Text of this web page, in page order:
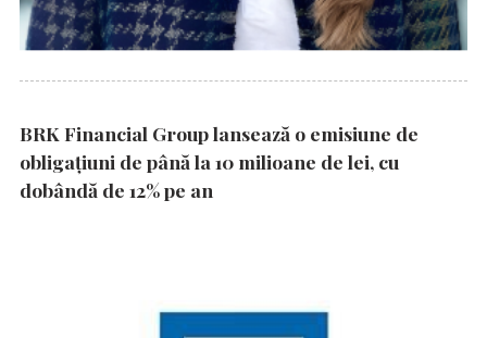
BRK Financial Group lansează o emisiune de
obligațiuni de până la 10 milioane de lei, cu
dobândă de 12% pe an